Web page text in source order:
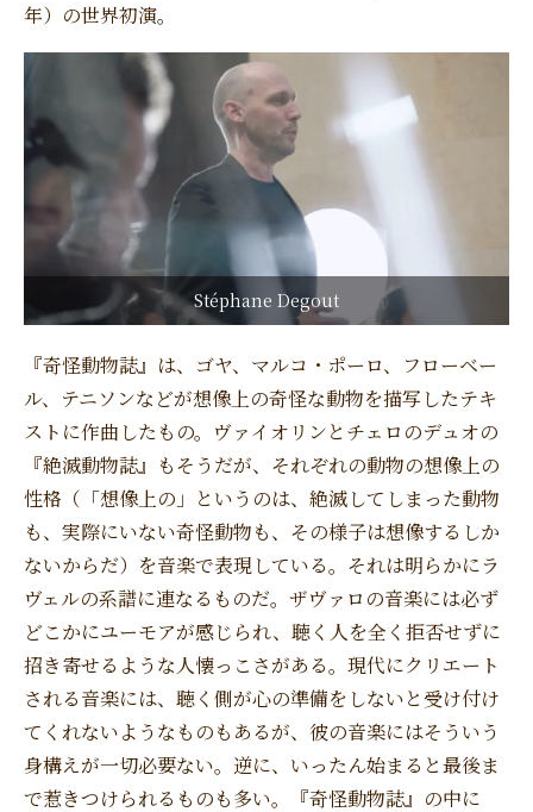
年）の世界初演。
Stéphane Degout
『奇怪動物誌』は、ゴヤ、マルコ・ポーロ、フローベー
ル、テニソンなどが想像上の奇怪な動物を描写したテキ
ストに作曲したもの。ヴァイオリンとチェロのデュオの
『絶滅動物誌』もそうだが、それぞれの動物の想像上の
性格（「想像上の」というのは、絶滅してしまった動物
も、実際にいない奇怪動物も、その様子は想像するしか
ないからだ）を音楽で表現している。それは明らかにラ
ヴェルの系譜に連なるものだ。ザヴァロの音楽には必ず
どこかにユーモアが感じられ、聴く人を全く拒否せずに
招き寄せるような人懐っこさがある。現代にクリエート
される音楽には、聴く側が心の準備をしないと受け付け
てくれないようなものもあるが、彼の音楽にはそういう
身構えが一切必要ない。逆に、いったん始まると最後ま
で惹きつけられるものも多い。『奇怪動物誌』の中に